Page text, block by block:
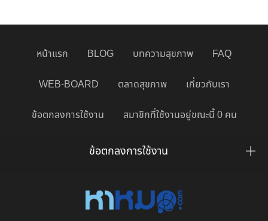
หน้าแรก BLOG บทความสุขภาพ FAQ
WEB-BOARD ตลาดสุขภาพ เกี่ยวกับเรา
ข้อตกลงการใช้งาน สมาชิกที่ใช้งานอยู่ขณะนี้ 0 คน
ข้อตกลงการใช้งาน